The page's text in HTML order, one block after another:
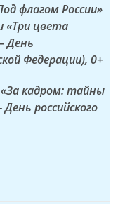
флагом России»
«Три цвета
День
Федерации), 0+
кадром: тайны
российского